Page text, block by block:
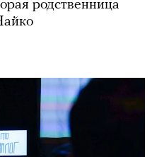
родственница